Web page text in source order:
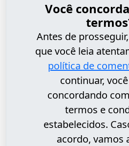
Você
Antes de
que você leia
política de
continuar,
concordando
termos e
estabelecidos.
acordo, vamos